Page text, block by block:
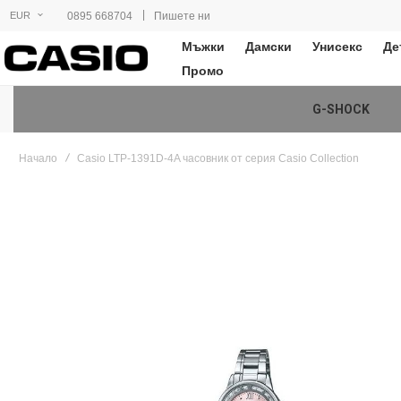
EUR 0895 668704 | Пишете ни
Мъжки Дамски Унисекс
Промо
G-SHOCK
Начало Casio LTP-1391D-4A часовник от серия Casio Collection